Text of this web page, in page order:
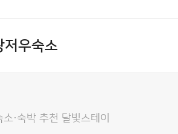
저우숙소
·숙박 추천 달빛스테이